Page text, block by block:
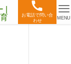
お電話で問い合
わせ
MENU